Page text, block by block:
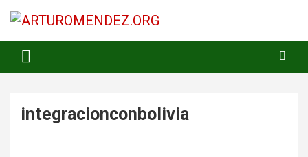
ARTUROMENDEZ.ORG
integracionconbolivia